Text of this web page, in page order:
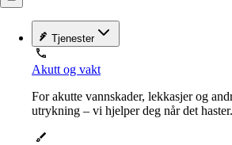
Tjenester
Akutt og vakt
For akutte vannskader, lekkasjer og
utrykning – vi hjelper deg når det haster.